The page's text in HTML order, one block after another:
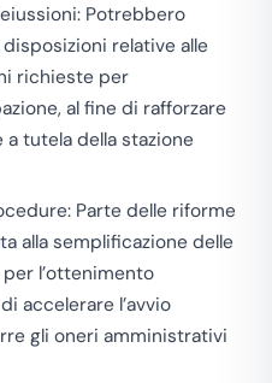
Potrebbero
relative alle
richieste per
al fine di rafforzare
tutela della stazione
Parte delle riforme
alla semplificazione delle
l’ottenimento
accelerare l’avvio
gli oneri amministrativi